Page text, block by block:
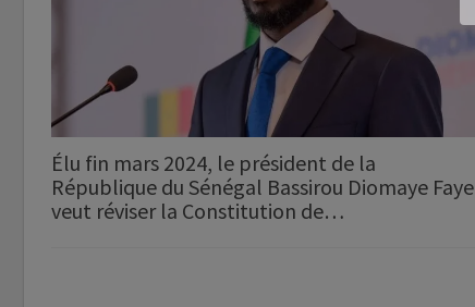
Élu fin mars 2024, le président de la
République du Sénégal Bassirou Diomaye Faye
veut réviser la Constitution de…